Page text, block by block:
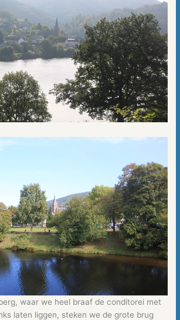
waar we heel braaf de conditorei met
laten liggen, steken we de grote brug